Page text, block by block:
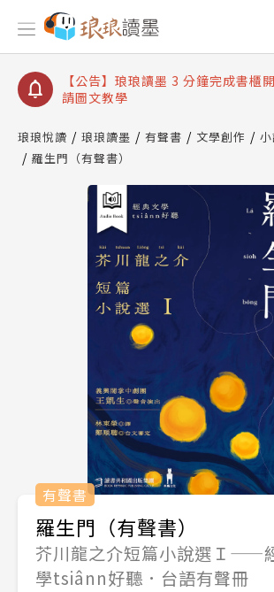
【公告】琅琅讀墨數位閱讀資產合
【公告】琅琅讀墨書櫃開通常見問題
【公告】琅琅讀墨 3 分鐘完成書櫃
請圖文教學
查詢
【公告】琅琅讀墨數位閱讀資產合併
琅琅悅讀 琅琅讀墨 有聲書 文學創作
羅生門（有聲書）
有聲書
羅生門（有聲書）
芥川龍之介短篇小說選Ｉ——
學tsiânn好聽．台語有聲冊